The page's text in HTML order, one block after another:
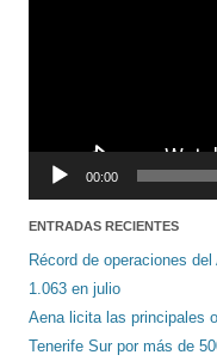
00:00
ENTRADAS RECIENTES
Récord de operaciones
1.063 en julio
Aena licita las principales
Tenerife Sur por más de